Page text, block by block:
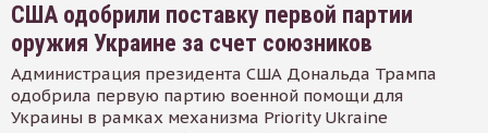
США одобрили поставку первой партии
оружия Украине за счет союзников
Администрация президента США Дональда Трампа
одобрила первую партию военной помощи для
Украины в рамках механизма Priority Ukraine